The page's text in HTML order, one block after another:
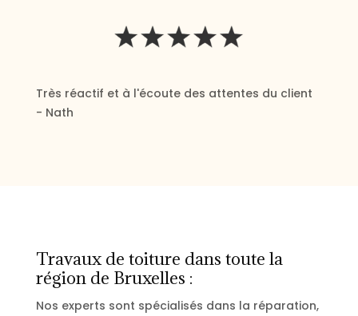
Très réactif et à l'écoute des attentes du client
- Nath
Travaux de toiture dans toute la
région de Bruxelles :
Nos experts sont spécialisés dans la réparation,